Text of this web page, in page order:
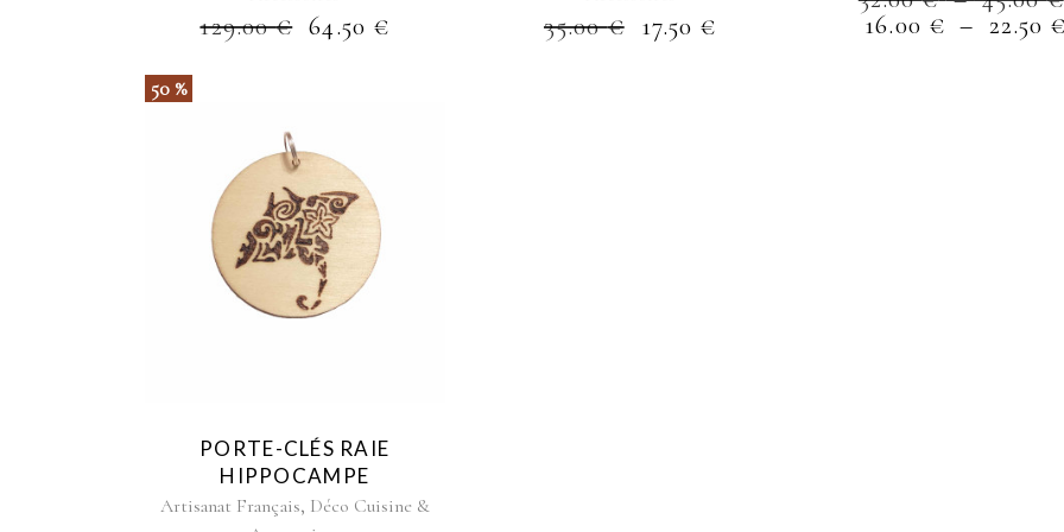
129.00€ 64.50 € 35.00€ 17.50 €
page
16.00 € – 22.50 €
50 %
PORTE-CLÉS RAIE
HIPPOCAMPE
Artisanat Français, Déco Cuisine &